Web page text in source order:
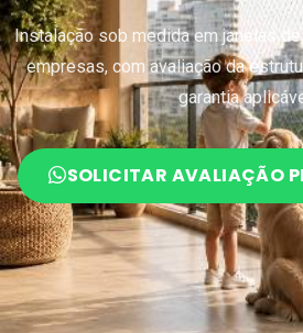
Instalação sob medida em janelas
empresas, com avaliação da
garantia
SOLICITAR AVALIAÇÃO